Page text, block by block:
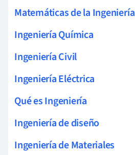
Matemáticas de la Ingeniería
Ingeniería Química
Ingeniería Civil
Ingeniería Eléctrica
Qué es Ingeniería
Ingeniería de diseño
Ingeniería de Materiales